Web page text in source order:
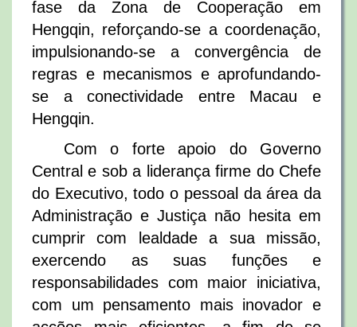
fase da Zona de Cooperação em
Hengqin, reforçando-se a coordenação,
impulsionando-se a convergência de
regras e mecanismos e aprofundando-
se a conectividade entre Macau e
Hengqin.
Com o forte apoio do Governo
Central e sob a liderança firme do Chefe
do Executivo, todo o pessoal da área da
Administração e Justiça não hesita em
cumprir com lealdade a sua missão,
exercendo as suas funções e
responsabilidades com maior iniciativa,
com um pensamento mais inovador e